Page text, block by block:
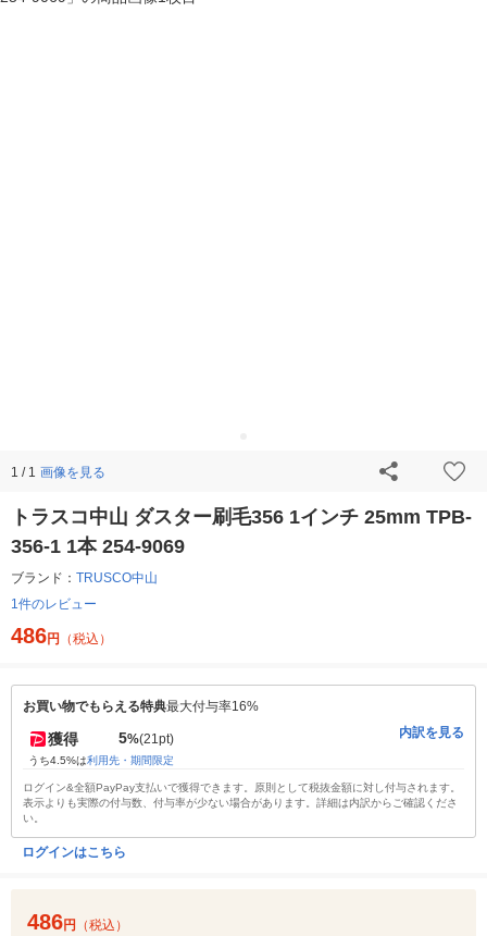
1 / 1 画像を見る
トラスコ中山 ダスター刷毛356 1インチ 25mm TPB-
356-1 1本 254-9069
ブランド： TRUSCO中山
1件のレビュー
486円 （税込）
お買い物でもらえる特典最大付与率16%
獲得 5%(21pt)
うち4.5%は利用先・期間限定
内訳を見る
ログイン&全額PayPay支払いで獲得できます。原則として税抜金額に対し付与されます。
表示よりも実際の付与数、付与率が少ない場合があります。詳細は内訳からご確認くださ
い。
ログインはこちら
486円 （税込）